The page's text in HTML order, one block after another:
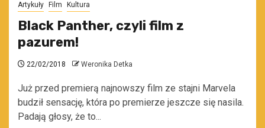
Artykuły Film Kultura
Black Panther, czyli film z
pazurem!
22/02/2018 Weronika Detka
Już przed premierą najnowszy film ze stajni Marvela
budził sensację, która po premierze jeszcze się nasila.
Padają głosy, że to...